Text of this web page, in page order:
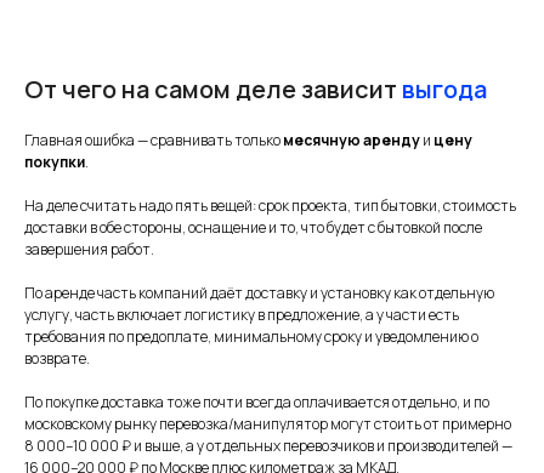
От чего на самом деле зависит выгода
Главная ошибка — сравнивать толькомесячную арендуи цену
покупки.
На деле считать надо пять вещей: срок проекта, тип бытовки, стоимость
доставки в обе стороны, оснащение и то, что будет с бытовкой после
завершения работ.
По аренде часть компаний даёт доставку и установку как отдельную
услугу, часть включает логистику в предложение, а у части есть
требования по предоплате, минимальному сроку и уведомлению о
возврате.
По покупке доставка тоже почти всегда оплачивается отдельно, и по
московскому рынку перевозка/манипулятор могут стоить от примерно
8 000–10 000 ₽ и выше, а у отдельных перевозчиков и производителей —
16 000–20 000 ₽ по Москве плюс километраж за МКАД.